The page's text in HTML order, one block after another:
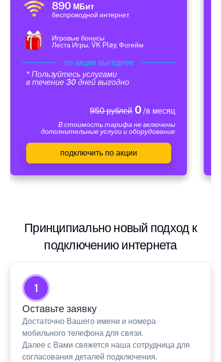
890 МБит
беспроводной интернет
Игровые бонусы
Леста Игры, VK Play, Фогейм
по акции выгоднее
* Пользуйтесь услугами
в течение 30 дней выгодно
950 рублей0 /в месяц
В стоимость тарифа не включены
дополнительные услуги и оборудование
подключить по акции
Принципиально новый подход к
подключению интернета
1
Оставьте заявку
Достаточно Вашего имени и номера
мобильного телефона для связи.
Далее с Вами свяжется наша сотрудница для
согласования деталей подключения.